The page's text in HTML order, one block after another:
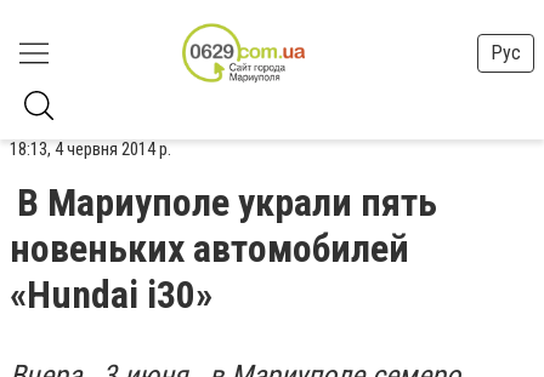
Рус
18:13, 4 червня 2014 р.
В Мариуполе украли пять
новеньких автомобилей
«Hundai i30»